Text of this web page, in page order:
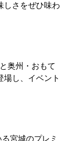
しさをぜひ味わ
奥州・おもて
し、イベント
宮城のプレミ